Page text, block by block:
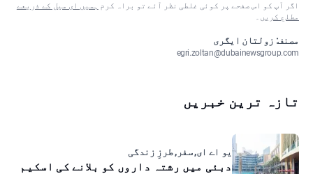
اگر آپ کو اس صفحے پر کوئی غلطی نظر آئے تو براہ کرم ہمیں ای میل کے ذریعے
مطلع کریں ۔
مصنف: زولتان ایگری
egri.zoltan@dubainewsgroup.com
تازہ ترین خبریں
یو اے ای, سفر, طرزِ زندگی
دبئی میں رشتہ داروں کو بلانے کی اسکیم